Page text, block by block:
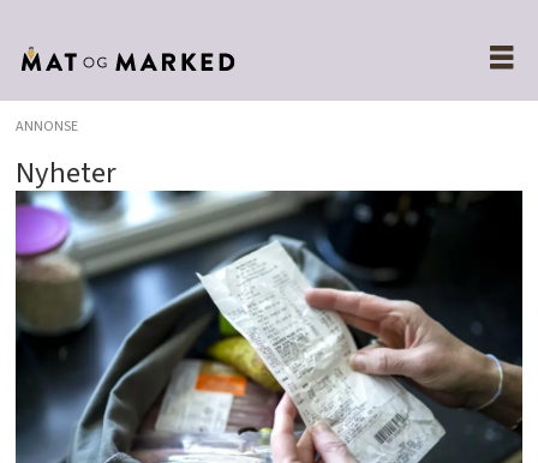
ANNONSE
Nyheter